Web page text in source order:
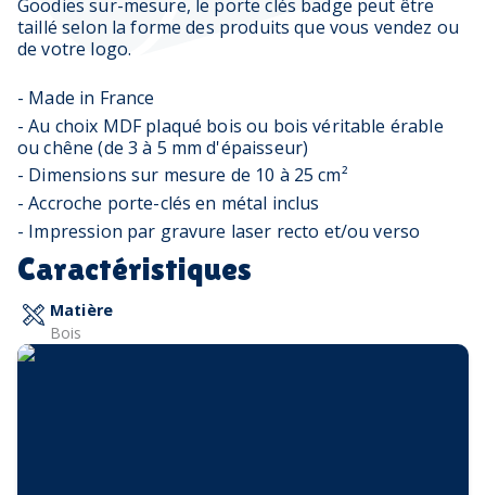
Goodies sur-mesure, le porte clés badge peut être
taillé selon la forme des produits que vous vendez ou
de votre logo.
- Made in France
- Au choix MDF plaqué bois ou bois véritable érable
ou chêne (de 3 à 5 mm d'épaisseur)
- Dimensions sur mesure de 10 à 25 cm²
- Accroche porte-clés en métal inclus
- Impression par gravure laser recto et/ou verso
Caractéristiques
Matière
Bois